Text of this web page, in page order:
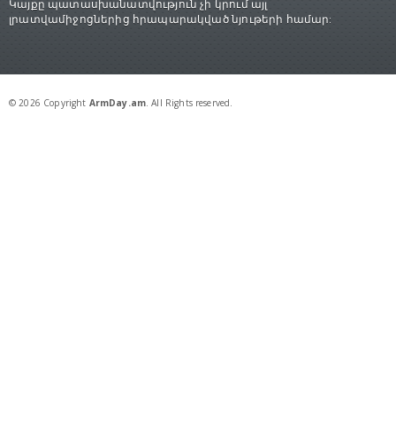
Կայքը պատասխանատվություն չի կրում այլ
լրատվամիջոցներից հրապարակված նյութերի համար:
© 2026 Copyright ArmDay.am . All Rights reserved.